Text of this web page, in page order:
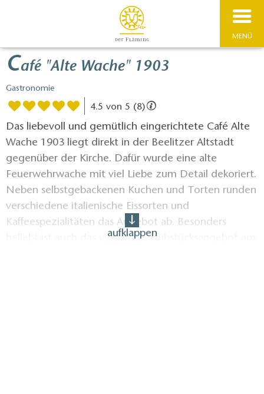
MENÜ
Café "Alte Wache" 1903
Gastronomie
4.5 von 5 (8)
Das liebevoll und gemütlich eingerichtete Café Alte
Wache 1903 liegt direkt in der Beelitzer Altstadt
gegenüber der Kirche. Dafür wurde eine alte
Feuerwehrwache mit viel Liebe zum Detail dekoriert.
Neben selbstgebackenen Kuchen und Torten runden
verschiedene italienische Eissorten und
Kaffeespezialitäten das Angebot ab. Besonders
beliebt ist auch das vielseitige Frühstücksangebot am
aufklappen